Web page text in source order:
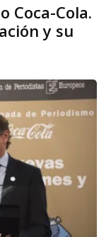
Coca-Cola.
y su